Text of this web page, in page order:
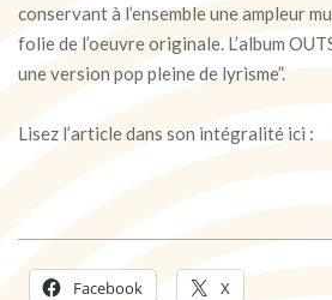
conservant à l’ensemble une ampleur
folie de l’oeuvre originale. L’album
une version pop pleine de lyrisme”.
Lisez l’article dans son intégralité ici :
Facebook X